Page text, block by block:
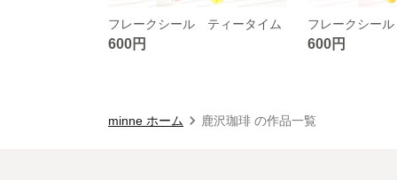
フレークシール ティータイム
600円
フレークシー
600円
minne ホーム 鹿沢珈琲 の作品一覧